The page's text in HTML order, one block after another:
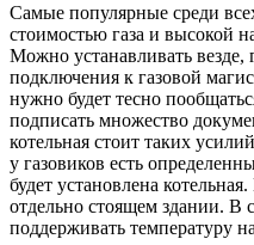
Самые популярные среди
стоимостью газа и высокой
Можно устанавливать везде,
подключения к газовой
нужно будет тесно
подписать множество
котельная стоит таких
у газовиков есть
будет установлена
отдельно стоящем здании. В
поддерживать температуру